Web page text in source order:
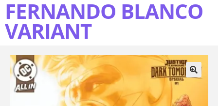
FERNANDO BLANCO
VARIANT